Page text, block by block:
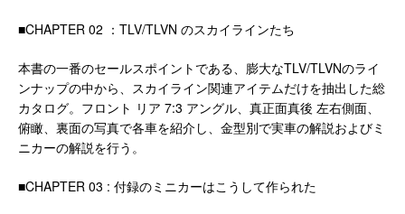
■CHAPTER 02 ：TLV/TLVN のスカイラインたち
本書の一番のセールスポイントである、膨大なTLV/TLVNのライ
ンナップの中から、スカイライン関連アイテムだけを抽出した総
カタログ。フロント リア 7:3 アングル、真正面真後 左右側面、
俯瞰、裏面の写真で各車を紹介し、金型別で実車の解説およびミ
ニカーの解説を行う。
■CHAPTER 03 : 付録のミニカーはこうして作られた